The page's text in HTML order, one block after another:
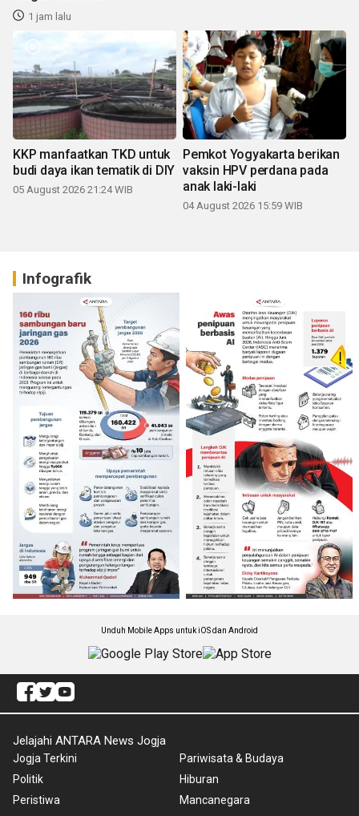
1 jam lalu
KKP manfaatkan TKD untuk
budi daya ikan tematik di DIY
05 August 2026 21:24 WIB
Pemkot Yogyakarta berikan
vaksin HPV perdana pada
anak laki-laki
04 August 2026 15:59 WIB
Infografik
Unduh Mobile Apps untuk iOS dan Android
Jelajahi ANTARA News Jogja
Jogja Terkini
Politik
Peristiwa
Pariwisata & Budaya
Hiburan
Mancanegara